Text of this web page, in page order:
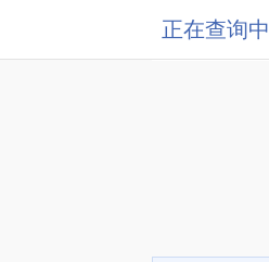
正在查询中